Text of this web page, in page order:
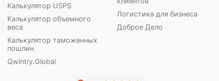
Калькулятор USPS
Калькулятор объемного
веса
Калькулятор таможенных
пошлин
Qwintry.Global
Логистика для бизнеса
Доброе Дело